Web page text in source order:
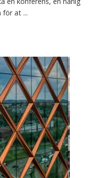
för at ...